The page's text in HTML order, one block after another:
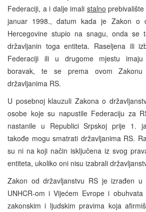
Federaciji, a i dalje imali stalno
januar 1998., datum kada je Zakon o
Hercegovine stupio na snagu, onda se
državljanin toga entiteta. Raseljena ili
Federaciji ili u drugome mjestu imaju
boravak, te se prema ovom
državljanima RS.
U posebnoj klauzuli Zakona o
osobe koje su napustile Federaciju za
nastanile u Republici Srpskoj prije 1.
takođe mogu smatrati državljanima RS.
su ni na koji način isključena iz svog
entiteta, ukoliko oni nisu izabrali
Zakon od državljanstvu RS je izrađen u
UNHCR-om i Vijećem Evrope i
zakonskim i ljudskim pravima koja